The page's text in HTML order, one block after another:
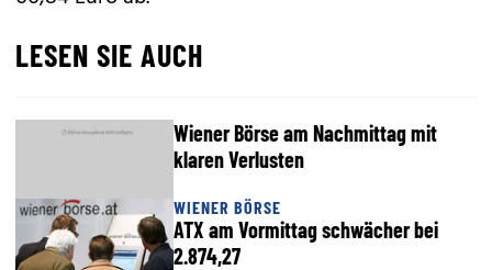
LESEN SIE AUCH
Wiener Börse am Nachmittag mit
klaren Verlusten
WIENER BÖRSE
ATX am Vormittag schwächer bei
2.874,27